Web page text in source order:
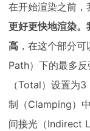
在开始渲染之前，
更好更快地渲染。
高 ，在这个部分
Path）下的最多
（Total）设置为
制（Clamping）
间接光（Indirect